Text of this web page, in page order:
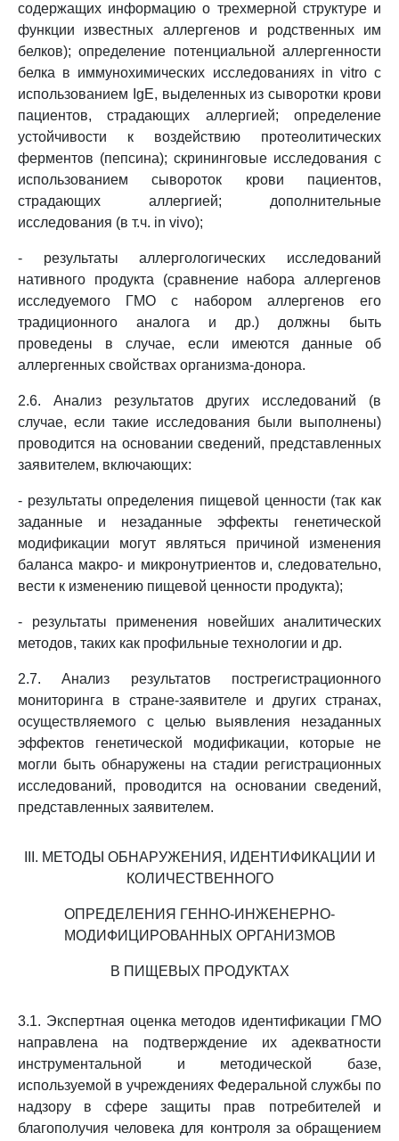
содержащих информацию о трехмерной структуре и
функции известных аллергенов и родственных им
белков); определение потенциальной аллергенности
белка в иммунохимических исследованиях in vitro с
использованием IgE, выделенных из сыворотки крови
пациентов, страдающих аллергией; определение
устойчивости к воздействию протеолитических
ферментов (пепсина); скрининговые исследования с
использованием сывороток крови пациентов,
страдающих аллергией; дополнительные
исследования (в т.ч. in vivo);
- результаты аллергологических исследований
нативного продукта (сравнение набора аллергенов
исследуемого ГМО с набором аллергенов его
традиционного аналога и др.) должны быть
проведены в случае, если имеются данные об
аллергенных свойствах организма-донора.
2.6. Анализ результатов других исследований (в
случае, если такие исследования были выполнены)
проводится на основании сведений, представленных
заявителем, включающих:
- результаты определения пищевой ценности (так как
заданные и незаданные эффекты генетической
модификации могут являться причиной изменения
баланса макро- и микронутриентов и, следовательно,
вести к изменению пищевой ценности продукта);
- результаты применения новейших аналитических
методов, таких как профильные технологии и др.
2.7. Анализ результатов пострегистрационного
мониторинга в стране-заявителе и других странах,
осуществляемого с целью выявления незаданных
эффектов генетической модификации, которые не
могли быть обнаружены на стадии регистрационных
исследований, проводится на основании сведений,
представленных заявителем.
III. МЕТОДЫ ОБНАРУЖЕНИЯ, ИДЕНТИФИКАЦИИ И
КОЛИЧЕСТВЕННОГО
ОПРЕДЕЛЕНИЯ ГЕННО-ИНЖЕНЕРНО-
МОДИФИЦИРОВАННЫХ ОРГАНИЗМОВ
В ПИЩЕВЫХ ПРОДУКТАХ
3.1. Экспертная оценка методов идентификации ГМО
направлена на подтверждение их адекватности
инструментальной и методической базе,
используемой в учреждениях Федеральной службы по
надзору в сфере защиты прав потребителей и
благополучия человека для контроля за обращением